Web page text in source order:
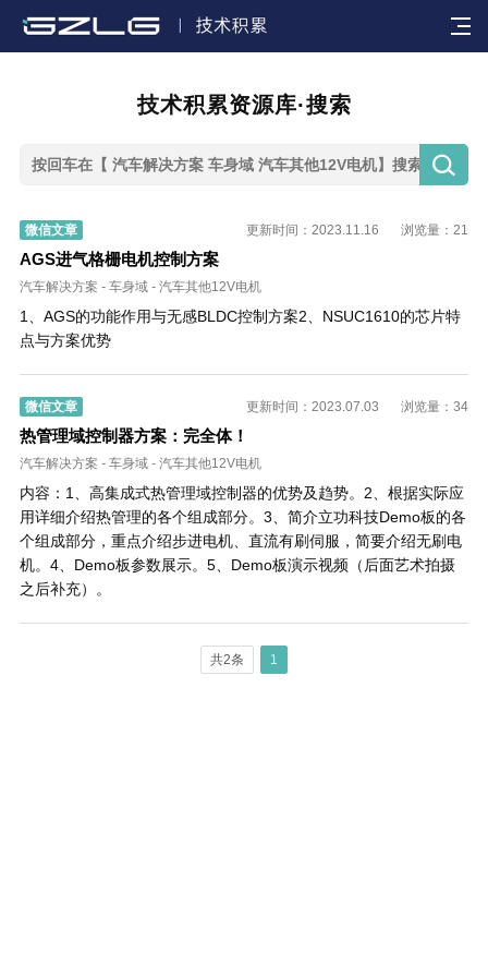

技术积累资源库·搜索

微信文章 浏览量：21
更新时间：2023.11.16
AGS进气格栅电机控制方案
汽车解决方案 - 车身域 - 汽车其他12V电机
1、AGS的功能作用与无感BLDC控制方案2、NSUC1610的芯片特
点与方案优势
微信文章 浏览量：34
更新时间：2023.07.03
热管理域控制器方案：完全体！
汽车解决方案 - 车身域 - 汽车其他12V电机
内容：1、高集成式热管理域控制器的优势及趋势。2、根据实际应
用详细介绍热管理的各个组成部分。3、简介立功科技Demo板的各
个组成部分，重点介绍步进电机、直流有刷伺服，简要介绍无刷电
机。4、Demo板参数展示。5、Demo板演示视频（后面艺术拍摄
之后补充）。
共2条 1